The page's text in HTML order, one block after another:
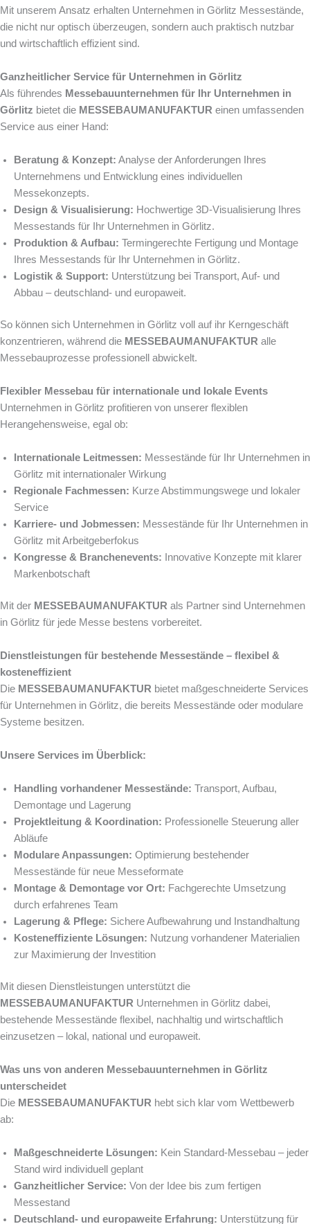
Mit unserem Ansatz erhalten Unternehmen in Görlitz Messestände,
die nicht nur optisch überzeugen, sondern auch praktisch nutzbar
und wirtschaftlich effizient sind.
Ganzheitlicher Service für Unternehmen in Görlitz
Als führendes Messebauunternehmen für Ihr Unternehmen in
Görlitz bietet die MESSEBAUMANUFAKTUR einen umfassenden
Service aus einer Hand:
Beratung & Konzept: Analyse der Anforderungen Ihres
Unternehmens und Entwicklung eines individuellen
Messekonzepts.
Design & Visualisierung: Hochwertige 3D-Visualisierung Ihres
Messestands für Ihr Unternehmen in Görlitz.
Produktion & Aufbau: Termingerechte Fertigung und Montage
Ihres Messestands für Ihr Unternehmen in Görlitz.
Logistik & Support: Unterstützung bei Transport, Auf- und
Abbau – deutschland- und europaweit.
So können sich Unternehmen in Görlitz voll auf ihr Kerngeschäft
konzentrieren, während die MESSEBAUMANUFAKTUR alle
Messebauprozesse professionell abwickelt.
Flexibler Messebau für internationale und lokale Events
Unternehmen in Görlitz profitieren von unserer flexiblen
Herangehensweise, egal ob:
Internationale Leitmessen: Messestände für Ihr Unternehmen in
Görlitz mit internationaler Wirkung
Regionale Fachmessen: Kurze Abstimmungswege und lokaler
Service
Karriere- und Jobmessen: Messestände für Ihr Unternehmen in
Görlitz mit Arbeitgeberfokus
Kongresse & Branchenevents: Innovative Konzepte mit klarer
Markenbotschaft
Mit der MESSEBAUMANUFAKTUR als Partner sind Unternehmen
in Görlitz für jede Messe bestens vorbereitet.
Dienstleistungen für bestehende Messestände – flexibel &
kosteneffizient
Die MESSEBAUMANUFAKTUR bietet maßgeschneiderte Services
für Unternehmen in Görlitz, die bereits Messestände oder modulare
Systeme besitzen.
Unsere Services im Überblick:
Handling vorhandener Messestände: Transport, Aufbau,
Demontage und Lagerung
Projektleitung & Koordination: Professionelle Steuerung aller
Abläufe
Modulare Anpassungen: Optimierung bestehender
Messestände für neue Messeformate
Montage & Demontage vor Ort: Fachgerechte Umsetzung
durch erfahrenes Team
Lagerung & Pflege: Sichere Aufbewahrung und Instandhaltung
Kosteneffiziente Lösungen: Nutzung vorhandener Materialien
zur Maximierung der Investition
Mit diesen Dienstleistungen unterstützt die
MESSEBAUMANUFAKTUR Unternehmen in Görlitz dabei,
bestehende Messestände flexibel, nachhaltig und wirtschaftlich
einzusetzen – lokal, national und europaweit.
Was uns von anderen Messebauunternehmen in Görlitz
unterscheidet
Die MESSEBAUMANUFAKTUR hebt sich klar vom Wettbewerb
ab:
Maßgeschneiderte Lösungen: Kein Standard-Messebau – jeder
Stand wird individuell geplant
Ganzheitlicher Service: Von der Idee bis zum fertigen
Messestand
Deutschland- und europaweite Erfahrung: Unterstützung für